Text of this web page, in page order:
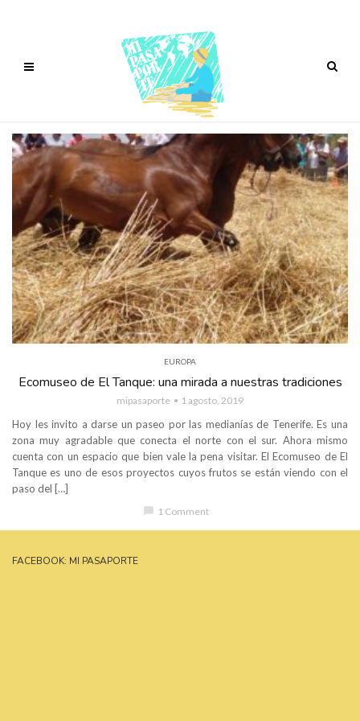
EUROPA
Ecomuseo de El Tanque: una mirada a nuestras tradiciones
mipasaporte 1 agosto, 2019
Hoy les invito a darse un paseo por las medianías de Tenerife. Es una
zona muy agradable que conecta el norte con el sur. Ahora mismo
cuenta con un espacio que bien vale la pena visitar. El Ecomuseo de El
Tanque es uno de esos proyectos cuyos frutos se están viendo con el
paso del […]
chat_bubble 1 Comment
FACEBOOK: MI PASAPORTE